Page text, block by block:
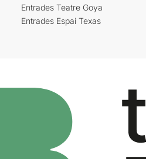
Entrades Teatre Goya
Entrades Espai Texas